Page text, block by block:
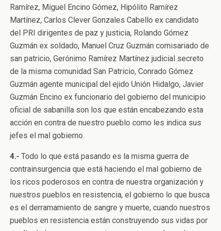
Ramírez, Miguel Encino Gómez, Hipólito Ramírez
Martínez, Carlos Clever Gonzales Cabello ex candidato
del PRI dirigentes de paz y justicia, Rolando Gómez
Guzmán ex soldado, Manuel Cruz Guzmán comisariado de
san patricio, Gerónimo Ramírez Martínez judicial secreto
de la misma comunidad San Patricio, Conrado Gómez
Guzmán agente municipal del ejido Unión Hidalgo, Javier
Guzmán Encino ex funcionario del gobierno del municipio
oficial de sabanilla son los que están encabezando esta
acción en contra de nuestro pueblo como les indica sus
jefes el mal gobierno.
4.- Todo lo que está pasando es la misma guerra de
contrainsurgencia que está haciendo el mal gobierno de
los ricos poderosos en contra de nuestra organización y
nuestros pueblos en resistencia, el gobierno lo que busca
es el derramamiento de sangre y muerte, cuando nuestros
pueblos en resistencia están construyendo sus vidas por